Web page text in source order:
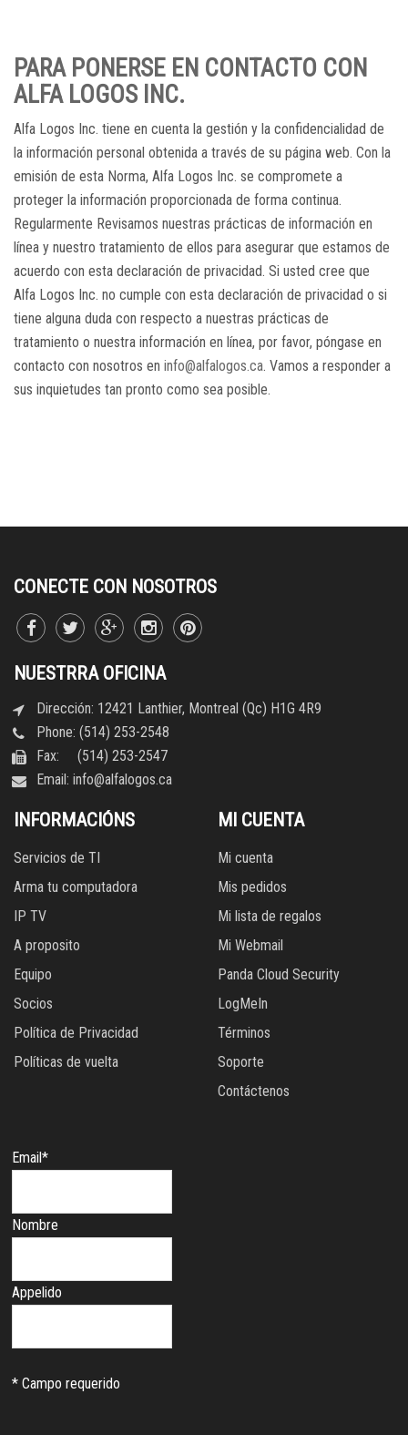
PARA PONERSE EN CONTACTO CON
ALFA LOGOS INC.
Alfa Logos Inc. tiene en cuenta la gestión y la confidencialidad de
la información personal obtenida a través de su página web. Con la
emisión de esta Norma, Alfa Logos Inc. se compromete a
proteger la información proporcionada de forma continua.
Regularmente Revisamos nuestras prácticas de información en
línea y nuestro tratamiento de ellos para asegurar que estamos de
acuerdo con esta declaración de privacidad. Si usted cree que
Alfa Logos Inc. no cumple con esta declaración de privacidad o si
tiene alguna duda con respecto a nuestras prácticas de
tratamiento o nuestra información en línea, por favor, póngase en
contacto con nosotros en info@alfalogos.ca. Vamos a responder a
sus inquietudes tan pronto como sea posible.
CONECTE CON NOSOTROS
NUESTRRA OFICINA
Dirección: 12421 Lanthier, Montreal (Qc) H1G 4R9
Phone: (514) 253-2548
Fax: (514) 253-2547
Email: info@alfalogos.ca
INFORMACIÓNS
Servicios de TI
Arma tu computadora
IP TV
A proposito
Equipo
Socios
Política de Privacidad
Políticas de vuelta
MI CUENTA
Mi cuenta
Mis pedidos
Mi lista de regalos
Mi Webmail
Panda Cloud Security
LogMeIn
Términos
Soporte
Contáctenos
Email*
Nombre
Appelido
* Campo requerido